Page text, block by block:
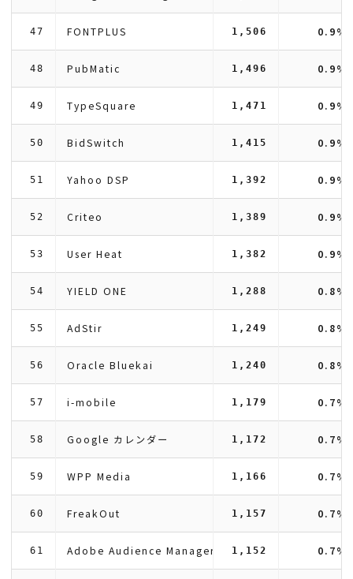
47 FONTPLUS 1,506 0.9%
48 PubMatic 1,496 0.9%
49 TypeSquare 1,471 0.9%
50 BidSwitch 1,415 0.9%
51 Yahoo DSP 1,392 0.9%
52 Criteo 1,389 0.9%
53 User Heat 1,382 0.9%
54 YIELD ONE 1,288 0.8%
55 AdStir 1,249 0.8%
56 Oracle Bluekai 1,240 0.8%
57 i-mobile 1,179 0.7%
58 Google カレンダー 1,172 0.7%
59 WPP Media 1,166 0.7%
60 FreakOut 1,157 0.7%
61 Adobe Audience Manager 1,152 0.7%